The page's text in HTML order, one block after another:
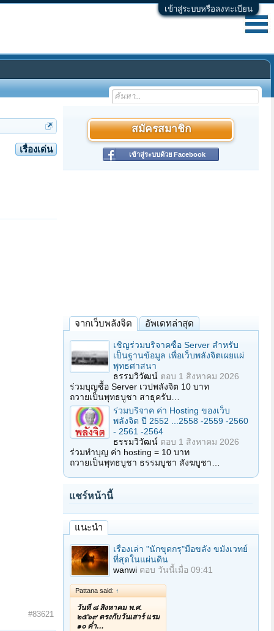
เข้าสู่ระบบหรือลงทะเบียน
เรื่องเด่น
#83621
สมัครสมาชิก
เข้าสู่ระบบด้วย Facebook
จากเว็บพลังจิต อัพเดทล่าสุด
เชิญร่วมบริจาคซื้อ Server สำหรับ
เป็นฐานข้อมูล เพื่อเว็บพลังจิตเผยแผ่
พุทธศาสนา
ธรรมวิวัฒน์ ตอบ 1 สิงหาคม 2026
ร่วมบุญซื้อ Server เวปพลังจิต 10 บาท
ถวายเป็นพุทธบูชา สาธุครับ…
ร่วมบริจาค ค่า Hosting ของเว็บ
พลังจิต ปี 2552 ...2558 -2559 -2560
- 2561 -2564
ธรรมวิวัฒน์ ตอบ 1 สิงหาคม 2026
ร่วมทำบุญ ค่า hosting = 10 บาท
ถวายเป็นพุทธบูชา ธรรมบูชา สังฆบูชา…
แชร์หน้านี้
แนะนำ
เรื่องเล่า "นักขุดกรุ"มือขลัง ขมังเวทย์
ที่สุดในแผ่นดิน
wanwi ตอบ วันนี้เมื่อ 09:41
Pattana said: ↑
วันที่ ๘ สิงหาคม พ.ศ.
๒๕๖๙ ตรงกับวันเสาร์ แรม
๑๐ ค่ำ…